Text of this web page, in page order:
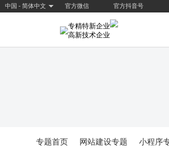
中国 - 简体中文 官方微信 官方抖音号
专精特新企业
高新技术企业
专题首页 网站建设专题 小程序